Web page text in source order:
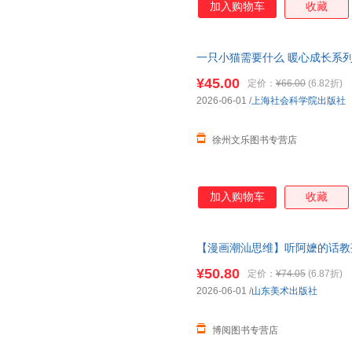
加入购物车 收藏
一只小猫需要什么 暖心成长系
¥45.00 定价： ¥66.00 (6.82折)
徐州文乐图书专营店
2026-06-01 /上海社会科学院出版社
加入购物车 收藏
【漫画潮汕思维】听阿嬷的话
¥50.80 定价： ¥74.05 (6.87折)
博阅图书专营店
2026-06-01 /山东美术出版社